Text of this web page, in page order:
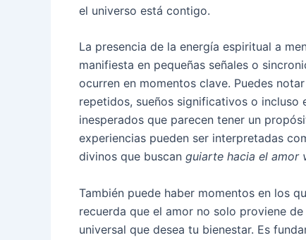
el universo está contigo.
La presencia de la energía espiritual a
manifiesta en pequeñas señales o
ocurren en momentos clave. Puedes
repetidos, sueños significativos o incluso
inesperados que parecen tener un
experiencias pueden ser interpretadas
divinos que buscan guiarte hacia el amor
También puede haber momentos en los
recuerda que el amor no solo proviene
universal que desea tu bienestar. Es